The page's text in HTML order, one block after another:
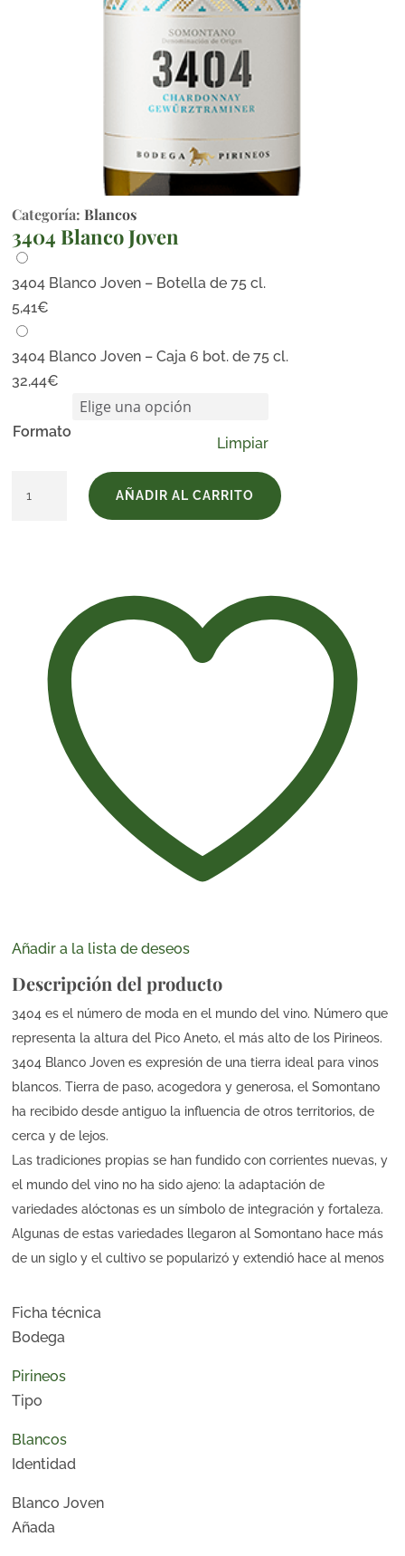
Categoría:Blancos
3404 Blanco Joven
3404 Blanco Joven – Botella de 75 cl.
5,41€
3404 Blanco Joven – Caja 6 bot. de 75 cl.
32,44€
Formato
Limpiar
AÑADIR AL CARRITO
Añadir a la lista de deseos
Descripción del producto
3404 es el número de moda en el mundo del vino. Número que
representa la altura del Pico Aneto, el más alto de los Pirineos.
3404 Blanco Joven es expresión de una tierra ideal para vinos
blancos. Tierra de paso, acogedora y generosa, el Somontano
ha recibido desde antiguo la influencia de otros territorios, de
cerca y de lejos.
Las tradiciones propias se han fundido con corrientes nuevas, y
el mundo del vino no ha sido ajeno: la adaptación de
variedades alóctonas es un símbolo de integración y fortaleza.
Algunas de estas variedades llegaron al Somontano hace más
de un siglo y el cultivo se popularizó y extendió hace al menos
un carácter abierto, rico, fresco, característico de la
complejidad y la suma. En su caso, además, por concentrar la
han arraigado en nuestras tierras de viñedo con singular
protagonismo.
Ficha técnica
Bodega
Pirineos
Tipo
Blancos
Identidad
Blanco Joven
Añada